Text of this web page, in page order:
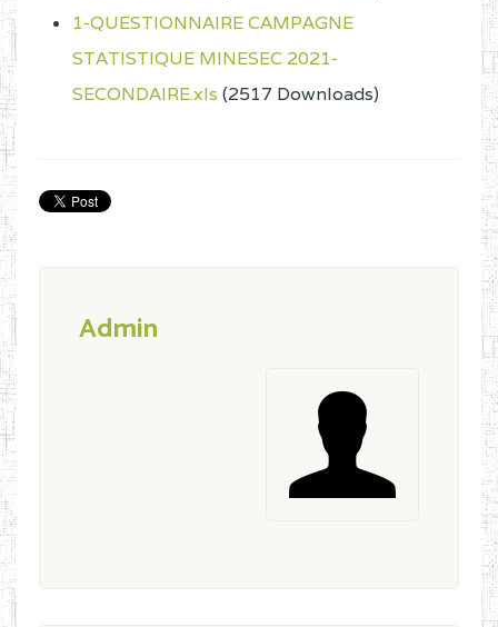
1-QUESTIONNAIRE CAMPAGNE
STATISTIQUE MINESEC 2021-
SECONDAIRE.xls (2517 Downloads)
Admin